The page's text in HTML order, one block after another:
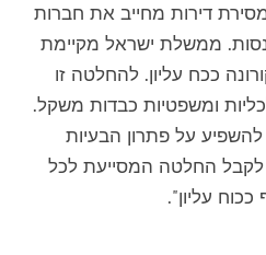
מ 60 יום במסירת דירות מחייב את חברות
ממשלת ישראל מקיימת
ככח עליון. להחלטה זו
ומשפטיות כבדות משקל.
להשפיע על פתרון הבעיות
החלטה המסייעת לכל
עליון".